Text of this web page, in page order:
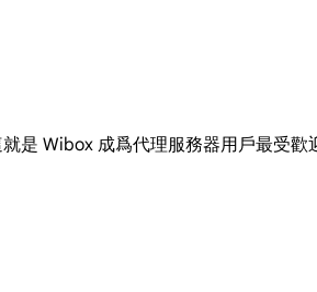
是 Wibox 成爲代理服務器用戶最受歡